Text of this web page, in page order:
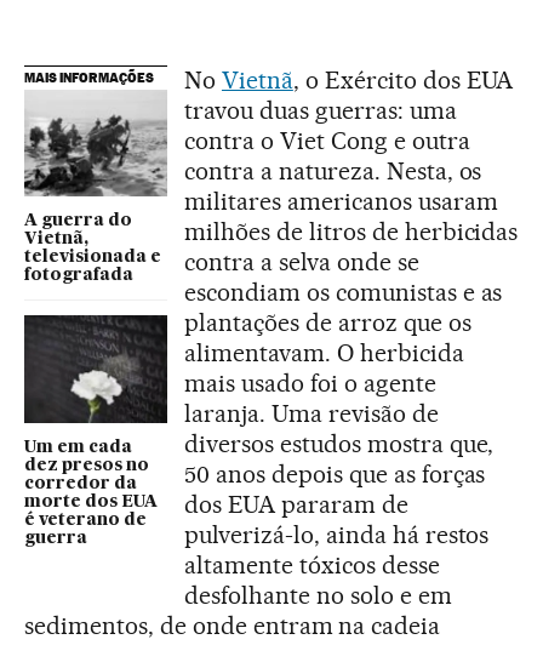
MAIS INFORMAÇÕES
A guerra do
Vietnã,
televisionada e
fotografada
Um em cada
dez presos no
corredor da
morte dos EUA
é veterano de
guerra
No Vietnã, o Exército dos EUA
travou duas guerras: uma
contra o Viet Cong e outra
contra a natureza. Nesta, os
militares americanos usaram
milhões de litros de herbicidas
contra a selva onde se
escondiam os comunistas e as
plantações de arroz que os
alimentavam. O herbicida
mais usado foi o agente
laranja. Uma revisão de
diversos estudos mostra que,
50 anos depois que as forças
dos EUA pararam de
pulverizá-lo, ainda há restos
altamente tóxicos desse
desfolhante no solo e em
sedimentos, de onde entram na cadeia